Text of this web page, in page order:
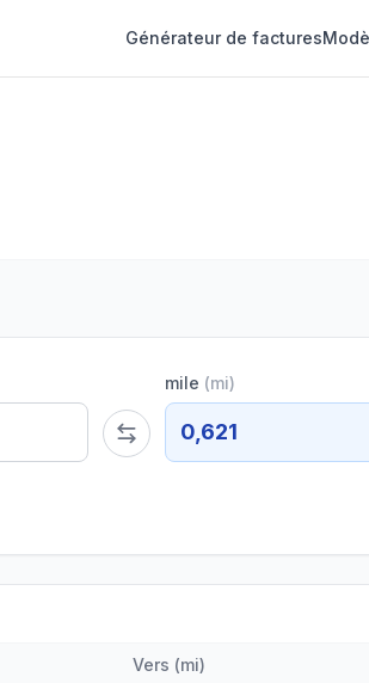
Générateur de factures
mile (mi)
0,621
Vers (mi)